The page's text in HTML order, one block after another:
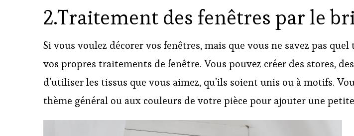
2.Traitement des fenêtres par le
Si vous voulez décorer vos fenêtres, mais que vous ne savez pas
vos propres traitements de fenêtre. Vous pouvez créer des stores,
d’utiliser les tissus que vous aimez, qu’ils soient unis ou à motifs.
thème général ou aux couleurs de votre pièce pour ajouter une